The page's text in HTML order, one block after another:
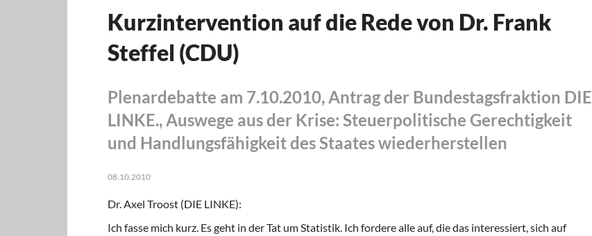
Kurzintervention auf die Rede von Dr. Frank
Steffel (CDU)
Plenardebatte am 7.10.2010, Antrag der Bundestagsfraktion DIE
LINKE., Auswege aus der Krise: Steuerpolitische Gerechtigkeit
und Handlungsfähigkeit des Staates wiederherstellen
08.10.2010
Dr. Axel Troost (DIE LINKE):
Ich fasse mich kurz. Es geht in der Tat um Statistik. Ich fordere alle auf, die das interessiert, sich auf
Solidarisches EUropa -
Mosaiklinke Perspektiven